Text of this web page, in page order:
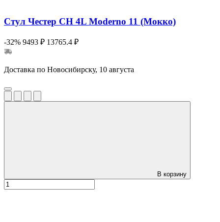
Стул Честер CH 4L Moderno 11 (Мокко)
-32% 9493 ₽ 13765.4 ₽
Доставка по Новосибирску, 10 августа
В корзину